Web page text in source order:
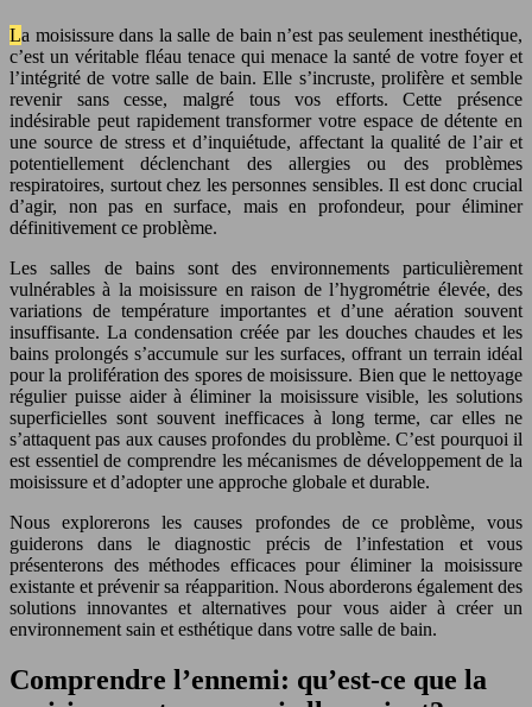
La moisissure dans la salle de bain n’est pas seulement inesthétique,
c’est un véritable fléau tenace qui menace la santé de votre foyer et
l’intégrité de votre salle de bain. Elle s’incruste, prolifère et semble
revenir sans cesse, malgré tous vos efforts. Cette présence
indésirable peut rapidement transformer votre espace de détente en
une source de stress et d’inquiétude, affectant la qualité de l’air et
potentiellement déclenchant des allergies ou des problèmes
respiratoires, surtout chez les personnes sensibles. Il est donc crucial
d’agir, non pas en surface, mais en profondeur, pour éliminer
définitivement ce problème.
Les salles de bains sont des environnements particulièrement
vulnérables à la moisissure en raison de l’hygrométrie élevée, des
variations de température importantes et d’une aération souvent
insuffisante. La condensation créée par les douches chaudes et les
bains prolongés s’accumule sur les surfaces, offrant un terrain idéal
pour la prolifération des spores de moisissure. Bien que le nettoyage
régulier puisse aider à éliminer la moisissure visible, les solutions
superficielles sont souvent inefficaces à long terme, car elles ne
s’attaquent pas aux causes profondes du problème. C’est pourquoi il
est essentiel de comprendre les mécanismes de développement de la
moisissure et d’adopter une approche globale et durable.
Nous explorerons les causes profondes de ce problème, vous
guiderons dans le diagnostic précis de l’infestation et vous
présenterons des méthodes efficaces pour éliminer la moisissure
existante et prévenir sa réapparition. Nous aborderons également des
solutions innovantes et alternatives pour vous aider à créer un
environnement sain et esthétique dans votre salle de bain.
Comprendre l’ennemi: qu’est-ce que la